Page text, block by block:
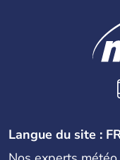
constituent son
région, passant en
développement » à
millions d'habitants.
Langue du site :